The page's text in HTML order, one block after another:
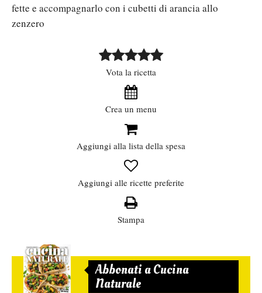
fette e accompagnarlo con i cubetti di arancia allo
zenzero
Vota la ricetta
Crea un menu
Aggiungi alla lista della spesa
Aggiungi alle ricette preferite
Stampa
Abbonati a Cucina
Naturale